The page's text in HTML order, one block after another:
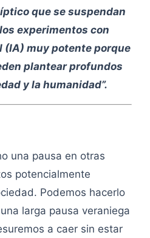
que se suspendan
experimentos con
muy potente porque
plantear profundos
y la humanidad”.
una pausa en otras
potencialmente
Podemos hacerlo
larga pausa veraniega
a caer sin estar